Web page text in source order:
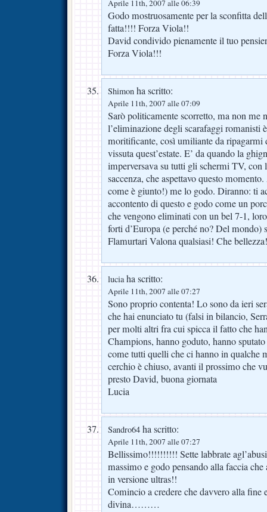
Aprile 11th, 2007 alle 06:39
Godo mostruosamente per la sconfitta
fatta!!!! Forza Viola!!
David condivido pienamente il tuo
Forza Viola!!!
Shimon ha scritto:
Aprile 11th, 2007 alle 07:09
Sarò politicamente scorretto, ma non me
l’eliminazione degli scarafaggi romanisti
moritificante, così umiliante da ripagarmi
vissuta quest’estate. E’ da quando la
imperversava su tutti gli schermi TV, con
saccenza, che aspettavo questo
come è giunto!) me lo godo. Diranno: ti
accontento di questo e godo come un
che vengono eliminati con un bel 7-1,
forti d’Europa (e perché no? Del mondo)
Flamurtari Valona qualsiasi! Che bellezza!
luciaha scritto:
Aprile 11th, 2007 alle 07:27
Sono proprio contenta! Lo sono da ieri
che hai enunciato tu (falsi in bilancio,
per molti altri fra cui spicca il fatto che
Champions, hanno goduto, hanno
come tutti quelli che ci hanno in qualche
cerchio è chiuso, avanti il prossimo che
presto David, buona giornata
Lucia
Sandro64 ha scritto:
Aprile 11th, 2007 alle 07:27
Bellissimo!!!!!!!!!! Sette labbrate
massimo e godo pensando alla faccia
in versione ultras!!
Comincio a credere che davvero alla fine
divina………